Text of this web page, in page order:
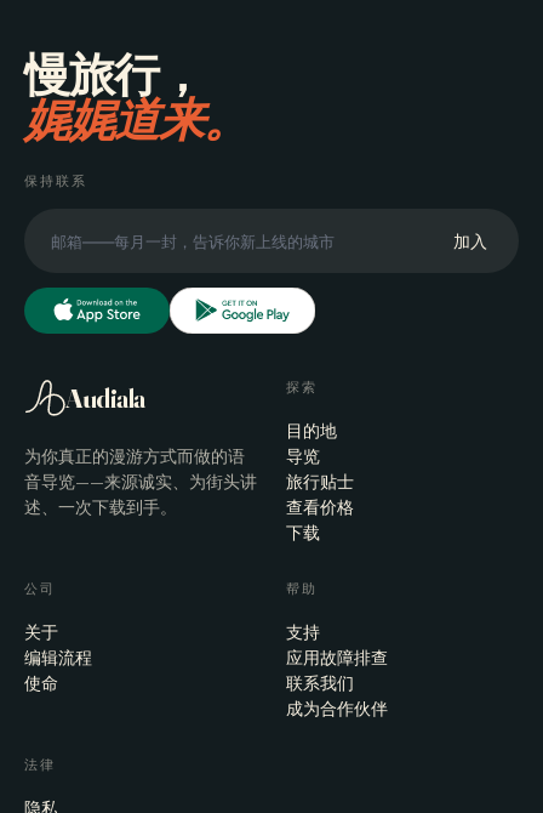
慢旅行，
娓娓道来。
保持联系
加入
Audiala
为你真正的漫游方式而做的语
音导览——来源诚实、为街头讲
述、一次下载到手。
探索
目的地
导览
旅行贴士
查看价格
下载
公司
关于
编辑流程
使命
帮助
支持
应用故障排查
联系我们
成为合作伙伴
法律
隐私